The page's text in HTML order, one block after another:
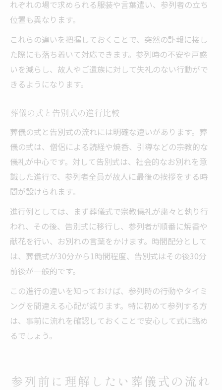
れぞれの場で求められる服装や言葉遣い、参列者の立ち
位置も異なります。
これらの違いを把握しておくことで、突然の訃報に接し
た際にも落ち着いて対応できます。参列時の不安や戸惑
いを減らし、故人やご遺族に対して失礼のない行動がで
きるようになります。
葬儀の式と告別式の進行比較
葬儀の式と告別式の流れには明確な違いがあります。葬
儀の式は、僧侶による読経や焼香、引導などの宗教的な
儀礼が中心です。対して告別式は、社会的なお別れを意
識した進行で、参列者全員が故人に最後の挨拶をする時
間が設けられます。
進行例としては、まず葬儀式で宗教儀礼が粛々と執り行
われ、その後、告別式に移行し、参列者が順番に焼香や
献花を行い、お別れの言葉をかけます。時間配分として
は、葬儀式が30分から1時間程度、告別式はその後30分
前後が一般的です。
この進行の違いを知っておけば、参列時の行動やタイミ
ングを間違える心配が減ります。特に初めて参列する方
は、事前に流れを確認しておくことで安心して式に臨め
るでしょう。
参列前に理解したい葬儀式の流れ